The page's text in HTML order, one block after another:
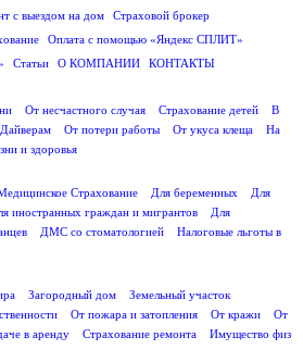
с выездом на дом
Страховой брокер
Оплата с помощью «Яндекс СПЛИТ»
Статьи О КОМПАНИИ
КОНТАКТЫ
От несчастного случая Страхование детей
В
Дайверам От потери работы От укуса клеща
На
и здоровья
Страхование Для беременных
Для
иностранных граждан и мигрантов
Для
ДМС со стоматологией
Налоговые льготы в
Загородный дом
Земельный участок
От пожара и затопления От кражи
От
в аренду Страхование ремонта
Имущество физ